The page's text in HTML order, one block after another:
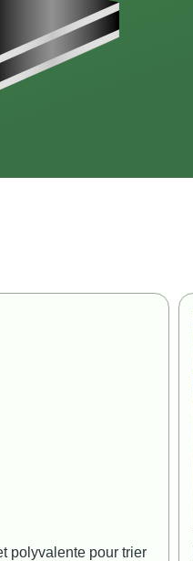
polyvalente pour trier